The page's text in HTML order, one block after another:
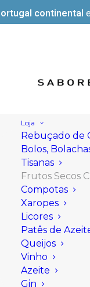
continental
Loja
Rebuçado de
Bolos,
Tisanas
Frutos Secos
Compotas
Xaropes
Licores
Patês de
Queijos
Vinho
Azeite
Gin